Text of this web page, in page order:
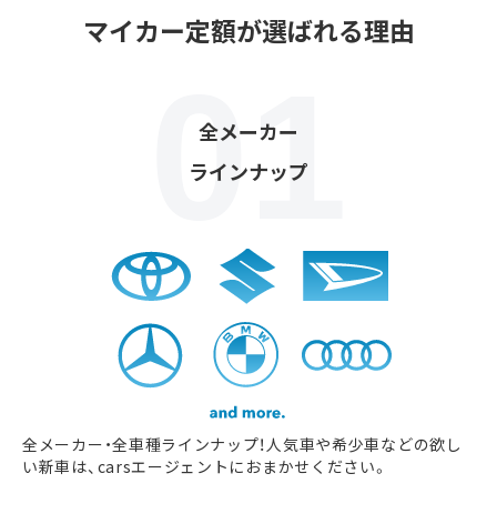
マイカー定額が選ばれる理由
全メーカー
ラインナップ
全メーカー・全車種ラインナップ！人気車や希少車などの欲し
い新車は、carsエージェントにおまかせください。